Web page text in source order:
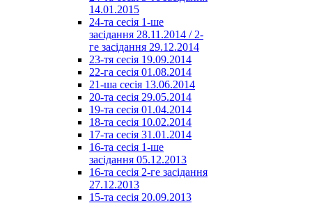
14.01.2015
24-та сесія 1-ше
засідання 28.11.2014 / 2-
ге засідання 29.12.2014
23-тя сесія 19.09.2014
22-га сесія 01.08.2014
21-ша сесія 13.06.2014
20-та сесія 29.05.2014
19-та сесія 01.04.2014
18-та сесія 10.02.2014
17-та сесія 31.01.2014
16-та сесія 1-ше
засідання 05.12.2013
16-та сесія 2-ге засідання
27.12.2013
15-та сесія 20.09.2013